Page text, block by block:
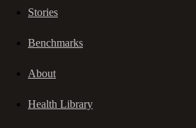
Stories
Benchmarks
About
Health Library